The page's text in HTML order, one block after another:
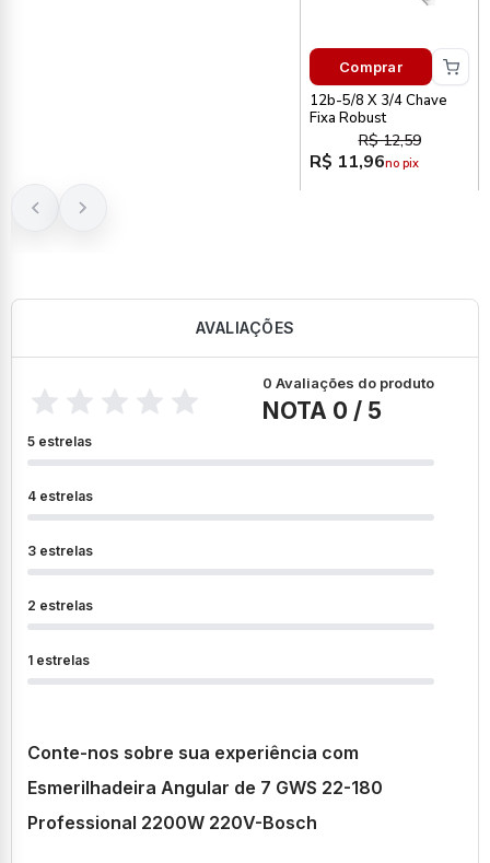
Comprar
12b-5/8 X 3/4 Chave
Fixa Robust
R$ 12,59
R$ 11,96no pix
AVALIAÇÕES
0 Avaliações do produto
NOTA 0 / 5
5 estrelas
4 estrelas
3 estrelas
2 estrelas
1 estrelas
Conte-nos sobre sua experiência com
Esmerilhadeira Angular de 7 GWS 22-180
Professional 2200W 220V-Bosch